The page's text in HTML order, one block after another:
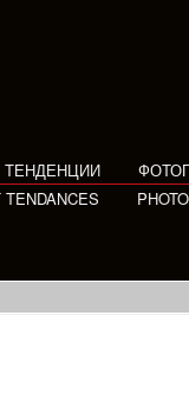
ТЕНДЕНЦИИ
TENDANCES